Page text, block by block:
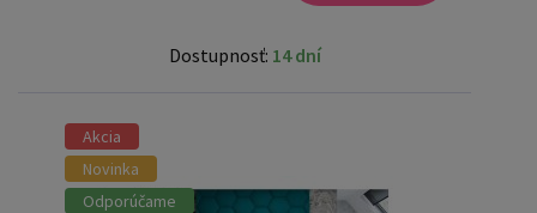
Dostupnosť: 14 dní
Akcia
Novinka
Odporúčame